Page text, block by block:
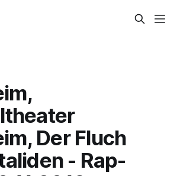
Der Fluch
- Rap-